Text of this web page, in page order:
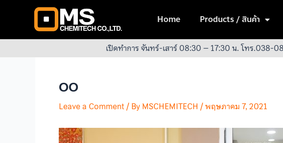
Home Products / สินค้า
เปิดทำการ จันทร์-เสาร์ 08:30 – 17:30 น.โทร.038-
OO
Leave a Comment/ ByMSCHEMITECH /พฤษภาคม 7, 2021
Post
navigation